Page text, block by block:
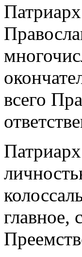
всего
главное,